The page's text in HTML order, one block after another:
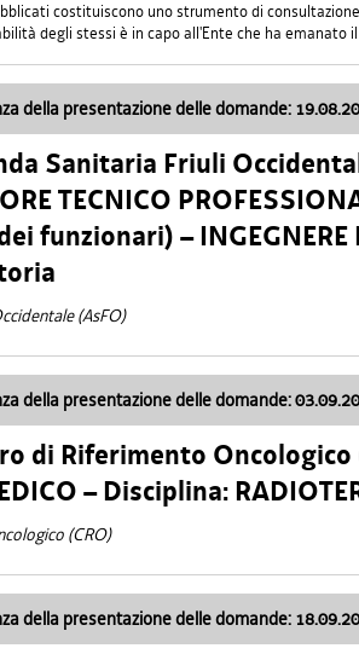
costituiscono uno strumento di
degli stessi è in capo all'Ente che ha emanato
della presentazione delle domande:
Sanitaria Friuli
TECNICO
funzionari) –
(AsFO)
della presentazione delle domande:
di Riferimento Oncologico
– Disciplina:
(CRO)
della presentazione delle domande: